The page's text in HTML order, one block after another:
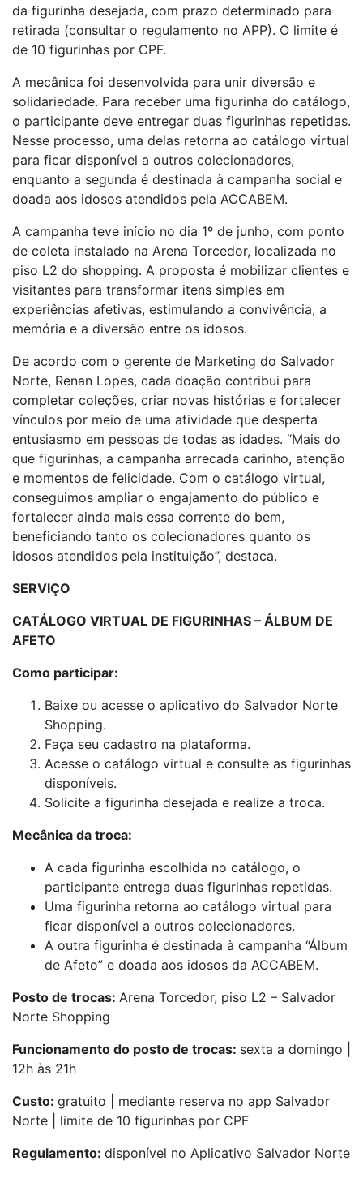
da figurinha desejada, com prazo determinado para
retirada (consultar o regulamento no APP). O limite é
de 10 figurinhas por CPF.
A mecânica foi desenvolvida para unir diversão e
solidariedade. Para receber uma figurinha do catálogo,
o participante deve entregar duas figurinhas repetidas.
Nesse processo, uma delas retorna ao catálogo virtual
para ficar disponível a outros colecionadores,
enquanto a segunda é destinada à campanha social e
doada aos idosos atendidos pela ACCABEM.
A campanha teve início no dia 1º de junho, com ponto
de coleta instalado na Arena Torcedor, localizada no
piso L2 do shopping. A proposta é mobilizar clientes e
visitantes para transformar itens simples em
experiências afetivas, estimulando a convivência, a
memória e a diversão entre os idosos.
De acordo com o gerente de Marketing do Salvador
Norte, Renan Lopes, cada doação contribui para
completar coleções, criar novas histórias e fortalecer
vínculos por meio de uma atividade que desperta
entusiasmo em pessoas de todas as idades. “Mais do
que figurinhas, a campanha arrecada carinho, atenção
e momentos de felicidade. Com o catálogo virtual,
conseguimos ampliar o engajamento do público e
fortalecer ainda mais essa corrente do bem,
beneficiando tanto os colecionadores quanto os
idosos atendidos pela instituição”, destaca.
SERVIÇO
CATÁLOGO VIRTUAL DE FIGURINHAS – ÁLBUM DE
AFETO
Como participar:
Baixe ou acesse o aplicativo do Salvador Norte
Shopping.
Faça seu cadastro na plataforma.
Acesse o catálogo virtual e consulte as figurinhas
disponíveis.
Solicite a figurinha desejada e realize a troca.
Mecânica da troca:
A cada figurinha escolhida no catálogo, o
participante entrega duas figurinhas repetidas.
Uma figurinha retorna ao catálogo virtual para
ficar disponível a outros colecionadores.
A outra figurinha é destinada à campanha “Álbum
de Afeto” e doada aos idosos da ACCABEM.
Posto de trocas: Arena Torcedor, piso L2 – Salvador
Norte Shopping
Funcionamento do posto de trocas: sexta a domingo |
12h às 21h
Custo: gratuito | mediante reserva no app Salvador
Norte | limite de 10 figurinhas por CPF
Regulamento: disponível no Aplicativo Salvador Norte